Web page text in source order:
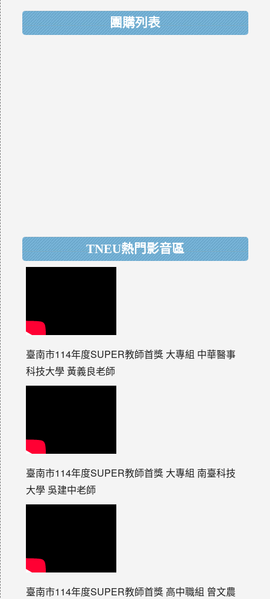
團購列表
TNEU熱門影音區
臺南市114年度SUPER教師首獎 大專組 中華醫事
科技大學 黃義良老師
臺南市114年度SUPER教師首獎 大專組 南臺科技
大學 吳建中老師
臺南市114年度SUPER教師首獎 高中職組 曾文農